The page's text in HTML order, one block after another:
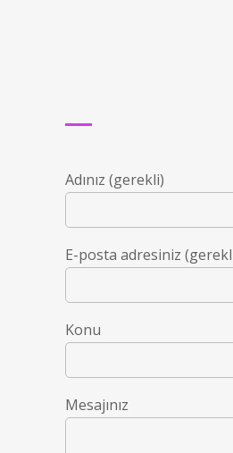
Adınız (gerekli)
E-posta adresiniz
Konu
Mesajınız